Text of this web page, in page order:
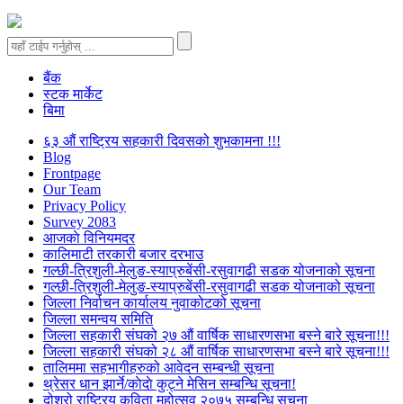
बैंक
स्टक मार्केट
बिमा
६३ औं राष्ट्रिय सहकारी दिवसको शुभकामना !!!
Blog
Frontpage
Our Team
Privacy Policy
Survey 2083
आजकाे विनियमदर
कालिमाटी तरकारी बजार दरभाउ
गल्छी-त्रिशुली-मेलुङ-स्याप्रुबेंसी-रसुवागढी सडक योजनाको सूचना
गल्छी-त्रिशुली-मेलुङ-स्याप्रुबेंसी-रसुवागढी सडक योजनाको सूचना
जिल्ला निर्वाचन कार्यालय नुवाकोटको सूचना
जिल्ला समन्वय समिति
जिल्ला सहकारी संघको २७ औं वार्षिक साधारणसभा बस्ने बारे सूचना!!!
जिल्ला सहकारी संघको २८ औं वार्षिक साधारणसभा बस्ने बारे सूचना!!!
तालिममा सहभागीहरुको आवेदन सम्बन्धी सूचना
थ्रेसर धान झार्ने/काेदाे कुट्ने मेसिन सम्बन्धि सूचना!
दोश्रो राष्ट्रिय कविता महोत्सव २०७५ सम्बन्धि सूचना